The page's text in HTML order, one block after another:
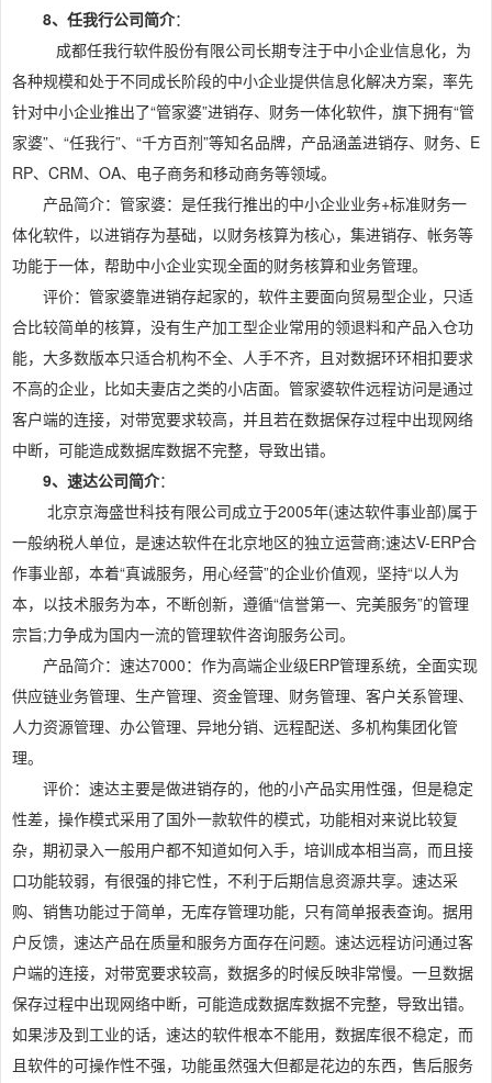
8、任我行公司简介：
成都任我行软件股份有限公司长期专注于中小企业信息化，为
各种规模和处于不同成长阶段的中小企业提供信息化解决方案，率先
针对中小企业推出了“管家婆”进销存、财务一体化软件，旗下拥有“管
家婆”、“任我行”、“千方百剂”等知名品牌，产品涵盖进销存、财务、E
RP、CRM、OA、电子商务和移动商务等领域。
产品简介：管家婆：是任我行推出的中小企业业务+标准财务一
体化软件，以进销存为基础，以财务核算为核心，集进销存、帐务等
功能于一体，帮助中小企业实现全面的财务核算和业务管理。
评价：管家婆靠进销存起家的，软件主要面向贸易型企业，只适
合比较简单的核算，没有生产加工型企业常用的领退料和产品入仓功
能，大多数版本只适合机构不全、人手不齐，且对数据环环相扣要求
不高的企业，比如夫妻店之类的小店面。管家婆软件远程访问是通过
客户端的连接，对带宽要求较高，并且若在数据保存过程中出现网络
中断，可能造成数据库数据不完整，导致出错。
9、速达公司简介：
北京京海盛世科技有限公司成立于2005年(速达软件事业部)属于
一般纳税人单位，是速达软件在北京地区的独立运营商;速达V-ERP合
作事业部，本着“真诚服务，用心经营”的企业价值观，坚持“以人为
本，以技术服务为本，不断创新，遵循“信誉第一、完美服务”的管理
宗旨;力争成为国内一流的管理软件咨询服务公司。
产品简介：速达7000：作为高端企业级ERP管理系统，全面实现
供应链业务管理、生产管理、资金管理、财务管理、客户关系管理、
人力资源管理、办公管理、异地分销、远程配送、多机构集团化管
理。
评价：速达主要是做进销存的，他的小产品实用性强，但是稳定
性差，操作模式采用了国外一款软件的模式，功能相对来说比较复
杂，期初录入一般用户都不知道如何入手，培训成本相当高，而且接
口功能较弱，有很强的排它性，不利于后期信息资源共享。速达采
购、销售功能过于简单，无库存管理功能，只有简单报表查询。据用
户反馈，速达产品在质量和服务方面存在问题。速达远程访问通过客
户端的连接，对带宽要求较高，数据多的时候反映非常慢。一旦数据
保存过程中出现网络中断，可能造成数据库数据不完整，导致出错。
如果涉及到工业的话，速达的软件根本不能用，数据库很不稳定，而
且软件的可操作性不强，功能虽然强大但都是花边的东西，售后服务